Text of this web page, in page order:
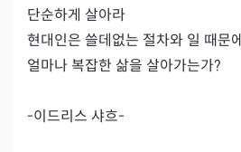
단순하게 살아라
현대인은 쓸데없는 절차와 일 때문에
얼마나 복잡한 삶을 살아가는가?
-이드리스 샤흐-